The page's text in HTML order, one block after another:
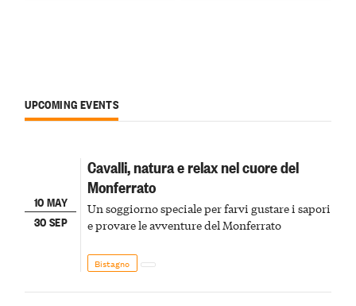
UPCOMING EVENTS
10 MAY
30 SEP
Cavalli, natura e relax nel cuore del
Monferrato
Un soggiorno speciale per farvi gustare i sapori
e provare le avventure del Monferrato
Bistagno